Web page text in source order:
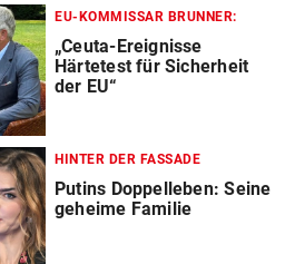
EU-KOMMISSAR BRUNNER:
„Ceuta-Ereignisse
Härtetest für Sicherheit
der EU“
HINTER DER FASSADE
Putins Doppelleben: Seine
geheime Familie